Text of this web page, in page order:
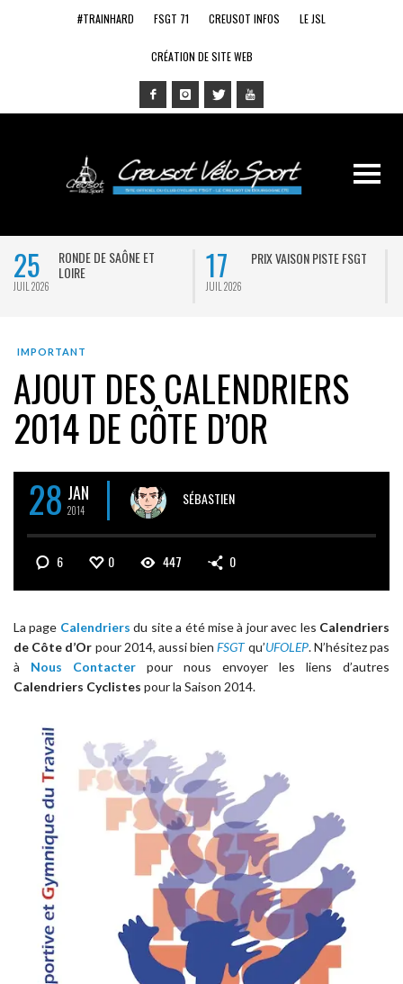
#TRAINHARD FSGT 71 CREUSOT INFOS LE JSL
CRÉATION DE SITE WEB
25
JUIL 2026
RONDE DE SAÔNE ET
LOIRE
17
JUIL 2026
PRIX VAISON PISTE FSGT
IMPORTANT
AJOUT DES CALENDRIERS
2014 DE CÔTE D’OR
28 JAN
2014
SÉBASTIEN
6 0 447 0
La page Calendriers du site a été mise à jour avec les Calendriers
de Côte d’Or pour 2014, aussi bienFSGTqu’UFOLEP. N’hésitez pas
à Nous Contacter pour nous envoyer les liens d’autres
Calendriers Cyclistes pour la Saison 2014.